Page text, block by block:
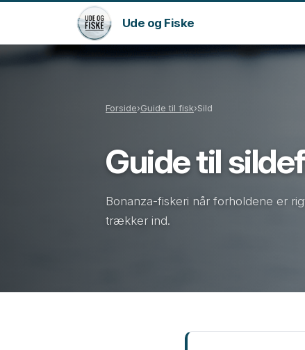
Ude og Fiske
Forside›Guide til fisk›Sild
Guide til
Bonanza-fiskeri når forholdene er
trækker ind.